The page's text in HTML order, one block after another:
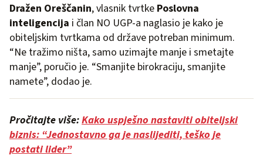
Dražen Oreščanin, vlasnik tvrtke Poslovna
inteligencija i član NO UGP-a naglasio je kako je
obiteljskim tvrtkama od države potreban minimum.
“Ne tražimo ništa, samo uzimajte manje i smetajte
manje”, poručio je. “Smanjite birokraciju, smanjite
namete”, dodao je.
Pročitajte više:Kako uspješno nastaviti obiteljski
biznis: “Jednostavno ga je naslijediti, teško je
postati lider”